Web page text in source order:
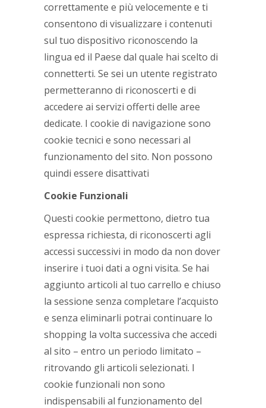
correttamente e più velocemente e ti
consentono di visualizzare i contenuti
sul tuo dispositivo riconoscendo la
lingua ed il Paese dal quale hai scelto di
connetterti. Se sei un utente registrato
permetteranno di riconoscerti e di
accedere ai servizi offerti delle aree
dedicate. I cookie di navigazione sono
cookie tecnici e sono necessari al
funzionamento del sito. Non possono
quindi essere disattivati
Cookie Funzionali
Questi cookie permettono, dietro tua
espressa richiesta, di riconoscerti agli
accessi successivi in modo da non dover
inserire i tuoi dati a ogni visita. Se hai
aggiunto articoli al tuo carrello e chiuso
la sessione senza completare l’acquisto
e senza eliminarli potrai continuare lo
shopping la volta successiva che accedi
al sito – entro un periodo limitato –
ritrovando gli articoli selezionati. I
cookie funzionali non sono
indispensabili al funzionamento del